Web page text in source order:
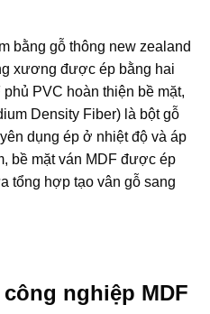
bằng gỗ thông new zealand
xương được ép bằng hai
PVC hoàn thiện bề mặt,
Density Fiber) là bột gỗ
dụng ép ở nhiệt độ và áp
bề mặt ván MDF được ép
tổng hợp tạo vân gỗ sang
nghiệp MDF